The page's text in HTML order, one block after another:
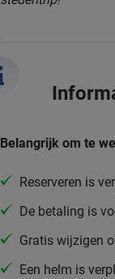
Belangrijk om te
Reserveren is
De betaling is
Gratis wijzigen
Een helm is